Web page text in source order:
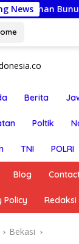
News
Racun: Istri
Berita
Poltik
TNI POLRI
Blog
Policy Redaksi
Bekasi